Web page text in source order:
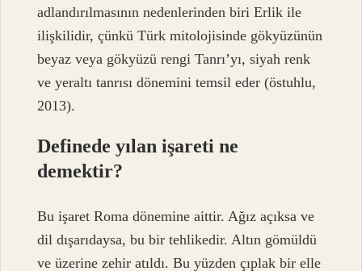
adlandırılmasının nedenlerinden biri Erlik ile
ilişkilidir, çünkü Türk mitolojisinde gökyüzünün
beyaz veya gökyüzü rengi Tanrı’yı, siyah renk
ve yeraltı tanrısı dönemini temsil eder (östuhlu,
2013).
Definede yılan işareti ne
demektir?
Bu işaret Roma dönemine aittir. Ağız açıksa ve
dil dışarıdaysa, bu bir tehlikedir. Altın gömüldü
ve üzerine zehir atıldı. Bu yüzden çıplak bir elle